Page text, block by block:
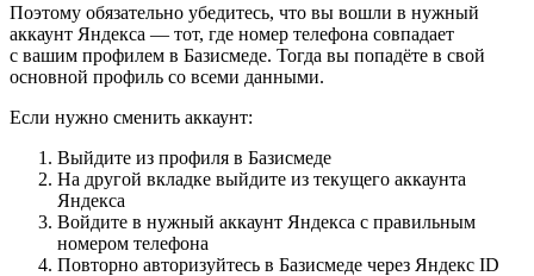
Поэтому обязательно убедитесь, что вы вошли в нужный
аккаунт Яндекса — тот, где номер телефона совпадает
с вашим профилем в Базисмеде. Тогда вы попадёте в свой
основной профиль со всеми данными.
Если нужно сменить аккаунт:
Выйдите из профиля в Базисмеде
На другой вкладке выйдите из текущего аккаунта
Яндекса
Войдите в нужный аккаунт Яндекса с правильным
номером телефона
Повторно авторизуйтесь в Базисмеде через Яндекс ID